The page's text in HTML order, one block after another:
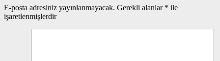
E-posta adresiniz yayınlanmayacak. Gerekli alanlar * ile
işaretlenmişlerdir